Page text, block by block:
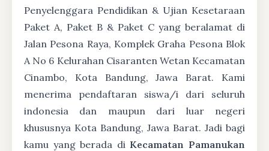
Penyelenggara Pendidikan & Ujian Kesetaraan
Paket A, Paket B & Paket C yang beralamat di
Jalan Pesona Raya, Komplek Graha Pesona Blok
A No 6 Kelurahan Cisaranten Wetan Kecamatan
Cinambo, Kota Bandung, Jawa Barat. Kami
menerima pendaftaran siswa/i dari seluruh
indonesia dan maupun dari luar negeri
khususnya Kota Bandung, Jawa Barat. Jadi bagi
kamu yang berada di Kecamatan Pamanukan